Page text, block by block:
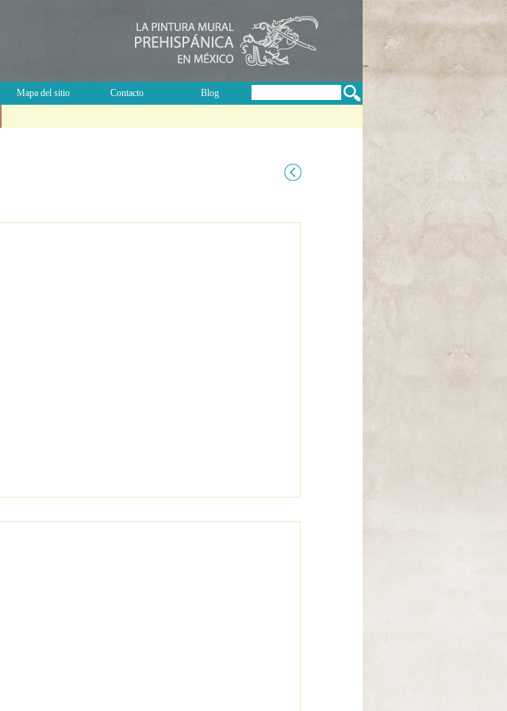
Mapa del sitio Contacto Blog